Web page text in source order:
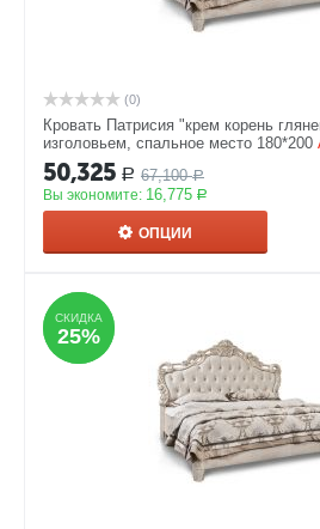
(0)
Кровать Патрисия "крем корень
изголовьем, спальное место 180*200
50,325 Р 67,100 Р
Вы экономите: 16,775 Р
ОПЦИИ
СКИДКА
25%
СКИДКА
25%